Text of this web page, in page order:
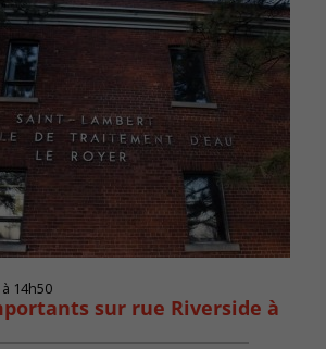
14h50
sur rue Riverside à